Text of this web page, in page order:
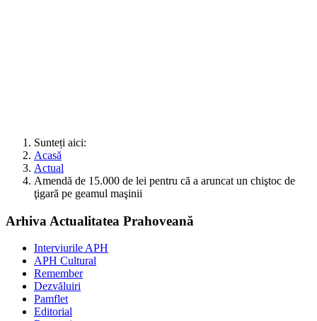
Sunteți aici:
Acasă
Actual
Amendă de 15.000 de lei pentru că a aruncat un chiştoc de
ţigară pe geamul maşinii
Arhiva Actualitatea Prahoveană
Interviurile APH
APH Cultural
Remember
Dezvăluiri
Pamflet
Editorial